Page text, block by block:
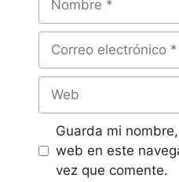
Guarda mi
web en este
vez que comente.